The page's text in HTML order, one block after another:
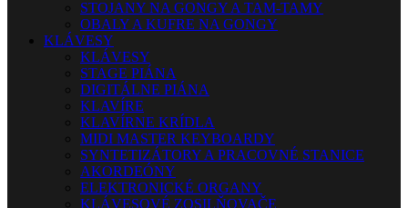
STOJANY NA GONGY A TAM-TAMY
OBALY A KUFRE NA GONGY
KLÁVESY
KLÁVESY
STAGE PIÁNA
DIGITÁLNE PIÁNA
KLAVÍRE
KLAVÍRNE KRÍDLA
MIDI MASTER KEYBOARDY
SYNTETIZÁTORY A PRACOVNÉ STANICE
AKORDEÓNY
ELEKTRONICKÉ ORGANY
KLÁVESOVÉ ZOSILŇOVAČE